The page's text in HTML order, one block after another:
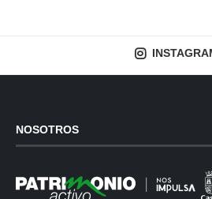
NOSOTROS